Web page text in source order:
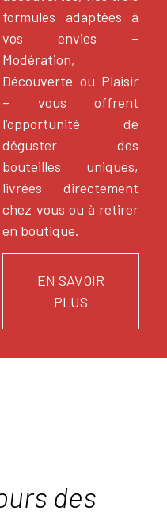
formules adaptées à
vos envies –
Modération,
Découverte ou Plaisir
– vous offrent
l’opportunité de
déguster des
bouteilles uniques,
livrées directement
chez vous ou à retirer
en boutique.
EN SAVOIR
PLUS
des